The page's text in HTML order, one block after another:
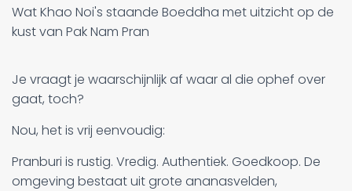
Wat Khao Noi's staande Boeddha met uitzicht op de
kust van Pak Nam Pran
Je vraagt je waarschijnlijk af waar al die ophef over
gaat, toch?
Nou, het is vrij eenvoudig:
Pranburi is rustig. Vredig. Authentiek. Goedkoop. De
omgeving bestaat uit grote ananasvelden,